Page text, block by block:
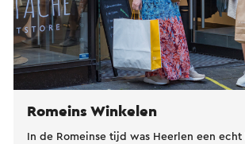
Romeins Winkelen
In de Romeinse tijd was Heerlen een